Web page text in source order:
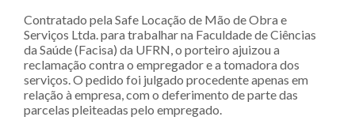
Contratado pela Safe Locação de Mão de Obra e
Serviços Ltda. para trabalhar na Faculdade de Ciências
da Saúde (Facisa) da UFRN, o porteiro ajuizou a
reclamação contra o empregador e a tomadora dos
serviços. O pedido foi julgado procedente apenas em
relação à empresa, com o deferimento de parte das
parcelas pleiteadas pelo empregado.